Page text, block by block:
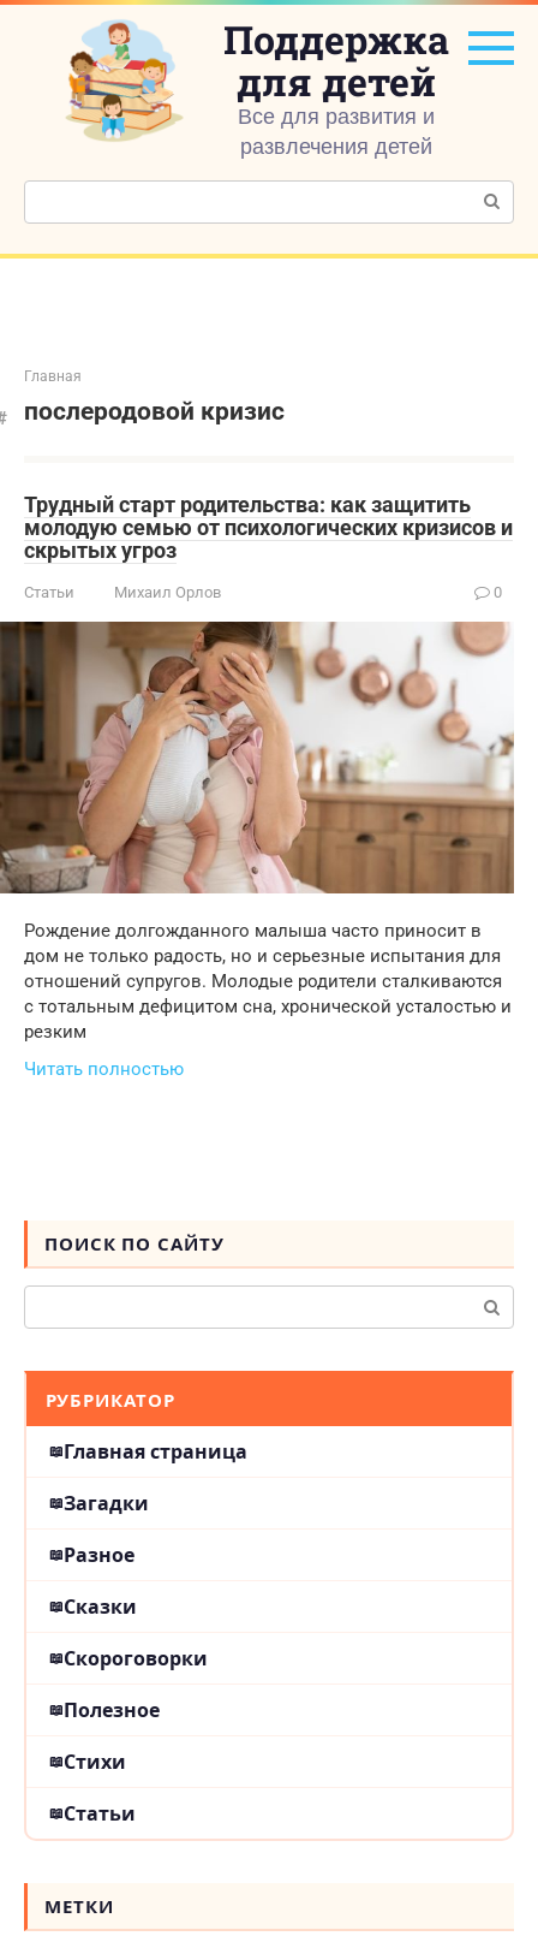
Перейти
контенту
Поддержка
для детей
Все для развития и
развлечения детей
Поиск:
Главная
послеродовой кризис
Трудный старт родительства: как защитить
молодую семью от психологических кризисов и
скрытых угроз
Статьи Михаил Орлов 0
Рождение долгожданного малыша часто приносит в
дом не только радость, но и серьезные испытания для
отношений супругов. Молодые родители сталкиваются
с тотальным дефицитом сна, хронической усталостью и
резким
Читать полностью
ПОИСК ПО САЙТУ
Поиск:
РУБРИКАТОР
Главная страница
Загадки
Разное
Сказки
Скороговорки
Полезное
Стихи
Статьи
МЕТКИ